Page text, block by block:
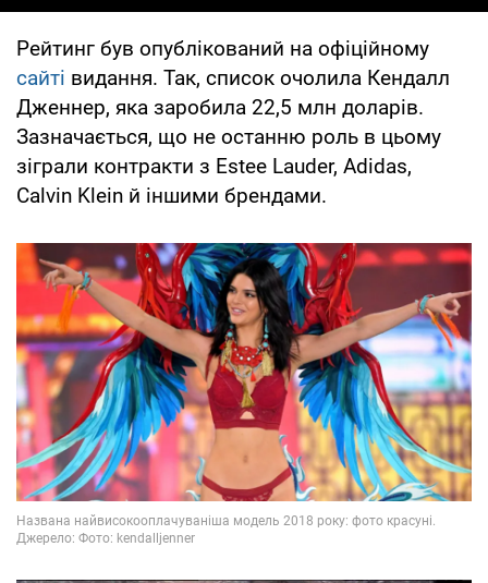
Рейтинг був опублікований на офіційному
сайті видання. Так, список очолила Кендалл
Дженнер, яка заробила 22,5 млн доларів.
Зазначається, що не останню роль в цьому
зіграли контракти з Estee Lauder, Adidas,
Calvin Klein й іншими брендами.